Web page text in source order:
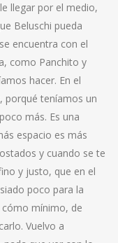
llegar por el medio,
Beluschi pueda
encuentra con el
como Panchito y
hacer. En el
porqué teníamos un
más. Es una
espacio es más
y cuando se te
y justo, que en el
poco para la
mínimo, de
Vuelvo a